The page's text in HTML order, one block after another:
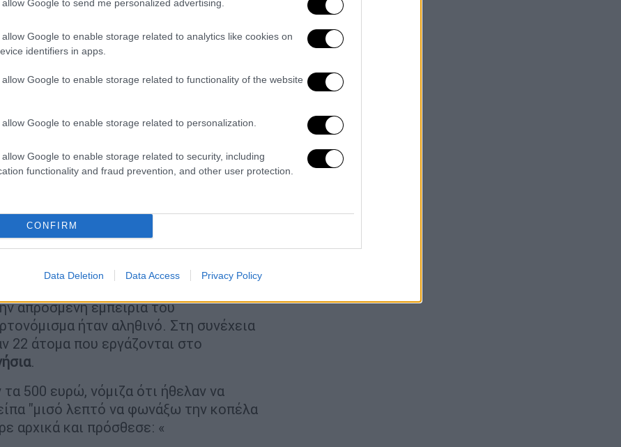
Google to send me personalized advertising.
allow Google to enable storage related to analytics like cookies on
identifiers in apps.
allow Google to enable storage related to functionality of the website
Google to enable storage related to personalization.
Google to enable storage related to security, including
functionality and fraud prevention, and other user protection.
CONFIRM
Data Deletion Data Access Privacy Policy
θα πληρώσει τον
απρόσμενη εμπειρία του
ήταν αληθινό. Στη συνέχεια
22 άτομα που εργάζονται στο
.
500 ευρώ, νόμιζα ότι ήθελαν να
''μισό λεπτό να φωνάξω την κοπέλα
αρχικά και πρόσθεσε: «